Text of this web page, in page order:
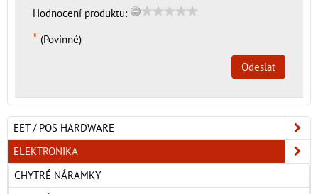
Hodnocení produktu:
* (Povinné)
Odeslat
EET / POS HARDWARE
ELEKTRONIKA
CHYTRÉ NÁRAMKY